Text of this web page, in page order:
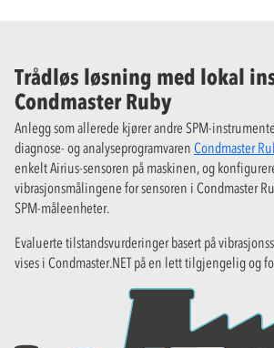
Trådløs løsning med lokal
Condmaster Ruby
Anlegg som allerede kjører andre SPM-
diagnose- og analyseprogramvaren Condmaster
enkelt Airius-sensoren på maskinen, og
vibrasjonsmålingene for sensoren i Condmaster
SPM-måleenheter.
Evaluerte tilstandsvurderinger basert på
vises i Condmaster.NET på en lett tilgjengelig og